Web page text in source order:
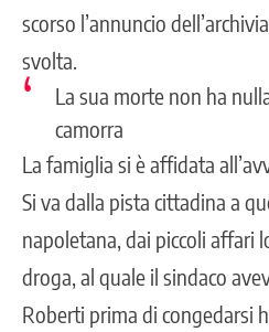
scorso l’annuncio
svolta.
La sua morte non ha
camorra
La famiglia si è affidata
Si va dalla pista cittadina a
napoletana, dai piccoli affari
droga, al quale il sindaco
Roberti prima di congedarsi